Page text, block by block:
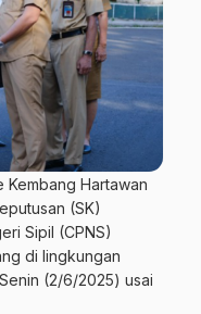
Kembang Hartawan
(SK)
Sipil (CPNS)
di lingkungan
(2/6/2025) usai